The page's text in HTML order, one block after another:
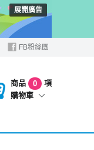
展開廣告
FB粉絲團
商品 0
項
購物車